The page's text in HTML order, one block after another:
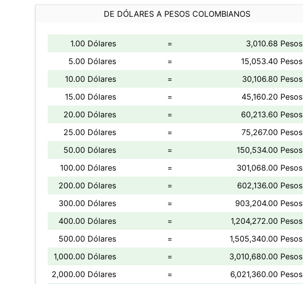
DE DÓLARES A PESOS COLOMBIANOS
1.00 Dólares =
3,010.68 Pesos
5.00 Dólares
=
15,053.40 Pesos
10.00 Dólares
=
30,106.80 Pesos
15.00 Dólares
=
45,160.20 Pesos
20.00 Dólares
=
60,213.60 Pesos
25.00 Dólares
=
75,267.00 Pesos
50.00 Dólares
=
150,534.00 Pesos
100.00 Dólares
=
301,068.00 Pesos
200.00 Dólares
=
602,136.00 Pesos
300.00 Dólares
=
903,204.00 Pesos
400.00 Dólares
=
1,204,272.00 Pesos
500.00 Dólares
=
1,505,340.00 Pesos
1,000.00 Dólares
=
3,010,680.00 Pesos
2,000.00 Dólares
= 6,021,360.00 Pesos